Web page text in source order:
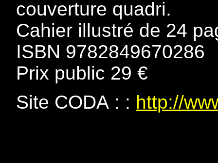
couverture quadri.
Cahier illustré de 24
ISBN 9782849670286
Prix public 29 €
Site CODA : : http://